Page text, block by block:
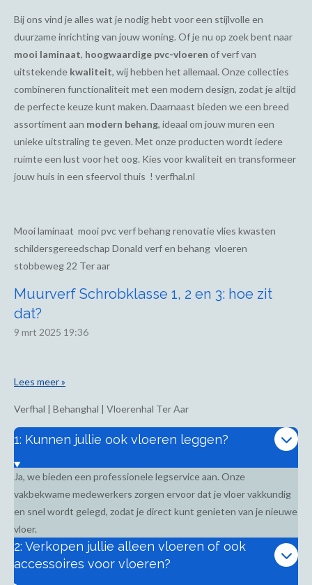
Bij ons vind je alles wat je nodig hebt voor een stijlvolle en
duurzame inrichting van jouw woning. Of je nu op zoek bent naar
mooi laminaat, hoogwaardige pvc-vloeren of verf van
uitstekende kwaliteit, wij hebben het allemaal. Onze collecties
combineren functionaliteit met een modern design, zodat je altijd
de perfecte keuze kunt maken. Daarnaast bieden we een breed
assortiment aan modern behang, ideaal om jouw muren een
unieke uitstraling te geven. Met onze producten wordt iedere
ruimte een lust voor het oog. Kies voor kwaliteit en transformeer
jouw huis in een sfeervol thuis ! verfhal.nl
Mooi laminaat mooi pvc verf behang renovatie vlies kwasten
schildersgereedschap Donald verf en behang vloeren
stobbeweg 22 Ter aar
Muurverf Schrobklasse 1, 2 en 3: hoe zit
dat?
9 mrt 2025 19:36
Lees meer »
Verfhal | Behanghal | Vloerenhal Ter Aar
1: Kunnen jullie ook vloeren leggen?
Ja, we bieden een professionele legservice aan. Onze
vakbekwame medewerkers zorgen ervoor dat je vloer vakkundig
en snel wordt gelegd, zodat je direct kunt genieten van je nieuwe
vloer.
2: Verkopen jullie alleen vloeren of ook
accessoires voor vloeren?